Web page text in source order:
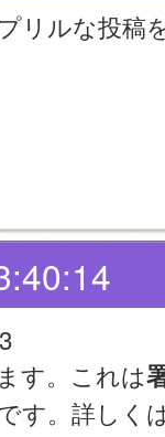
リルな投稿
す。これは
す。詳しく